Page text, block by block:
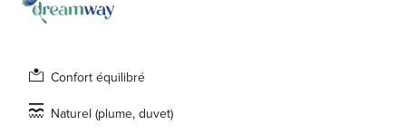
Confort équilibré
Naturel (plume, duvet)